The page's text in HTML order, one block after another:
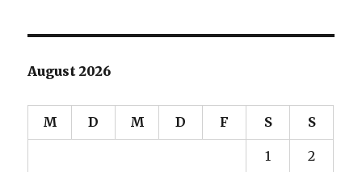
August 2026
M D M D F S S
1 2